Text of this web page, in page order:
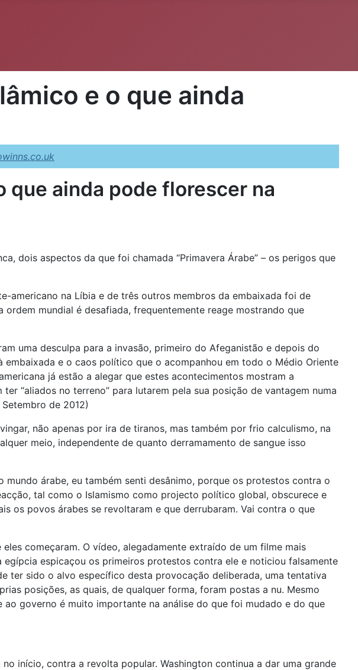
e o que ainda
ainda pode florescer na
dois aspectos da que foi chamada “Primavera Árabe” – os perigos que
americano na Líbia e de três outros membros da embaixada foi de
mundial é desafiada, frequentemente reage mostrando que
uma desculpa para a invasão, primeiro do Afeganistão e depois do
e o caos político que o acompanhou em todo o Médio Oriente
já estão a alegar que estes acontecimentos mostram a
“aliados no terreno” para lutarem pela sua posição de vantagem numa
Setembro de 2012)
não apenas por ira de tiranos, mas também por frio calculismo, na
meio, independente de quanto derramamento de sangue isso
árabe, eu também senti desânimo, porque os protestos contra o
tal como o Islamismo como projecto político global, obscurece e
os povos árabes se revoltaram e que derrubaram. Vai contra o que
começaram. O vídeo, alegadamente extraído de um filme mais
espicaçou os primeiros protestos contra ele e noticiou falsamente
ter sido o alvo específico desta provocação deliberada, uma tentativa
posições, as quais, de qualquer forma, foram postas a nu. Mesmo
governo é muito importante na análise do que foi mudado e do que
início, contra a revolta popular. Washington continua a dar uma grande